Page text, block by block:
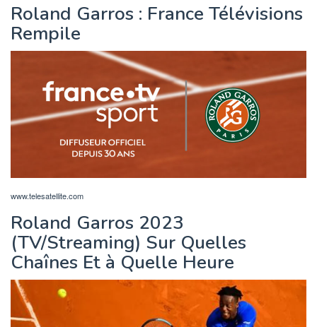
Roland Garros : France Télévisions
Rempile
www.telesatellite.com
Roland Garros 2023
(TV/Streaming) Sur Quelles
Chaînes Et à Quelle Heure